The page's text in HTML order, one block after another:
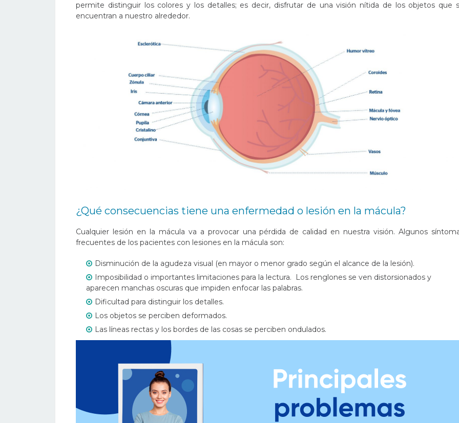
permite distinguir los colores y los detalles; es decir, disfrutar de una visión nítida de los objetos que
encuentran a nuestro alrededor.
¿Qué consecuencias tiene una enfermedad o lesión en la mácula?
Cualquier lesión en la mácula va a provocar una pérdida de calidad en nuestra visión. Algunos
frecuentes de los pacientes con lesiones en la mácula son:
Disminución de la agudeza visual (en mayor o menor grado según el alcance de la lesión).
Imposibilidad o importantes limitaciones para la lectura. Los renglones se ven distorsionados y
aparecen manchas oscuras que impiden enfocar las palabras.
Dificultad para distinguir los detalles.
Los objetos se perciben deformados.
Las líneas rectas y los bordes de las cosas se perciben ondulados.